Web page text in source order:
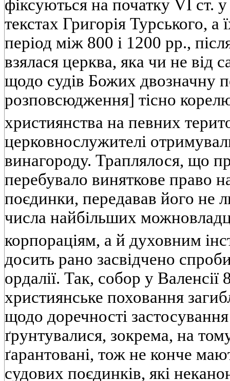
фіксуються на початку VI ст.
текстах Григорія Турського, а
період між 800 і 1200 рр.,
взялася церква, яка чи не від
щодо судів Божих двозначну
розповсюдження] тісно
християнства на певних
церковнослужителі
винагороду. Траплялося, що
перебувало виняткове право
поєдинки, передавав його не
числа найбільших
корпораціям, а й духовним
досить рано засвідчено
ордалії. Так, собор у
християнське поховання
щодо доречності
ґрунтувалися, зокрема, на
ґарантовані, тож не конче
судових поєдинків, які